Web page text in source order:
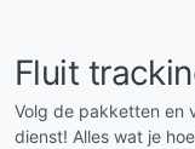
Fluit
Volg de pakketten en
dienst! Alles wat je